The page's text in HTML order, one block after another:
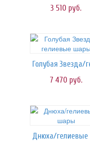
3 510 руб.
7 470 руб.